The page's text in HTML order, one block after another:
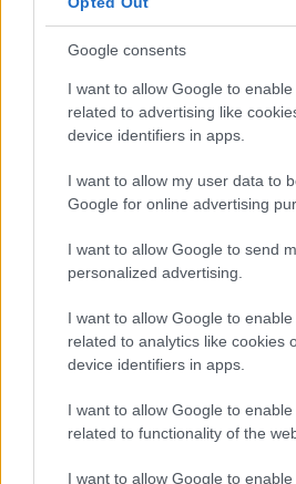
Google consents
I want to allow Google to
related to advertising like
device identifiers in apps.
I want to allow my user data to
Google for online advertising
I want to allow Google to send
personalized advertising.
I want to allow Google to
related to analytics like cookies
device identifiers in apps.
I want to allow Google to
related to functionality of the
I want to allow Google to
Fontos megemlíteni, hogy
biomasszát tekintenek
Unióban, csak akkor az, ha a
hulladékok és maradékok
van, hogy a termelés során
a talajminőség megőrzését,
esetében bizonyítva van,
nem a nagy biológiai
származik, és a nem
kockázatának elkerülésére